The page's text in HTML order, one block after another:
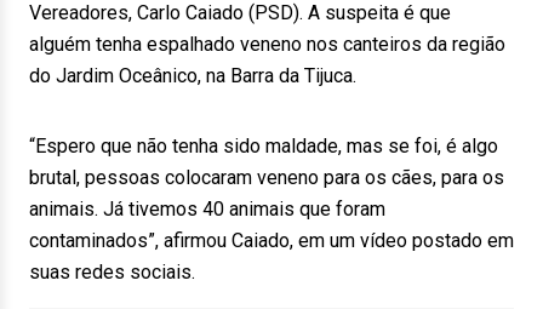
Vereadores, Carlo Caiado (PSD). A suspeita é que
alguém tenha espalhado veneno nos canteiros da região
do Jardim Oceânico, na Barra da Tijuca.
“Espero que não tenha sido maldade, mas se foi, é algo
brutal, pessoas colocaram veneno para os cães, para os
animais. Já tivemos 40 animais que foram
contaminados”, afirmou Caiado, em um vídeo postado em
suas redes sociais.